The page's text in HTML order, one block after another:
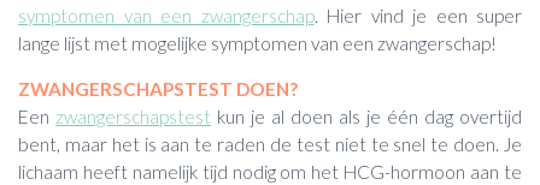
symptomen van een zwangerschap. Hier vind je een super
lange lijst met mogelijke symptomen van een zwangerschap!
ZWANGERSCHAPSTEST DOEN?
Een zwangerschapstest kun je al doen als je één dag overtijd
bent, maar het is aan te raden de test niet te snel te doen. Je
lichaam heeft namelijk tijd nodig om het HCG-hormoon aan te